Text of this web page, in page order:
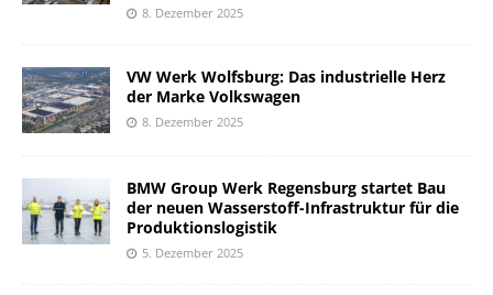
8. Dezember 2025
VW Werk Wolfsburg: Das industrielle Herz
der Marke Volkswagen
8. Dezember 2025
BMW Group Werk Regensburg startet Bau
der neuen Wasserstoff-Infrastruktur für die
Produktionslogistik
5. Dezember 2025